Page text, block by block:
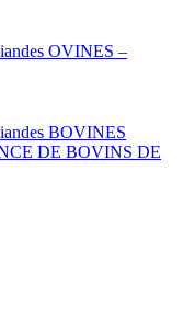
OVINES –
BOVINES
DE BOVINS DE